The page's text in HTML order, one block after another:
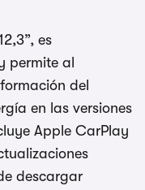
es
permite al
del
en las versiones
Apple CarPlay
descargar